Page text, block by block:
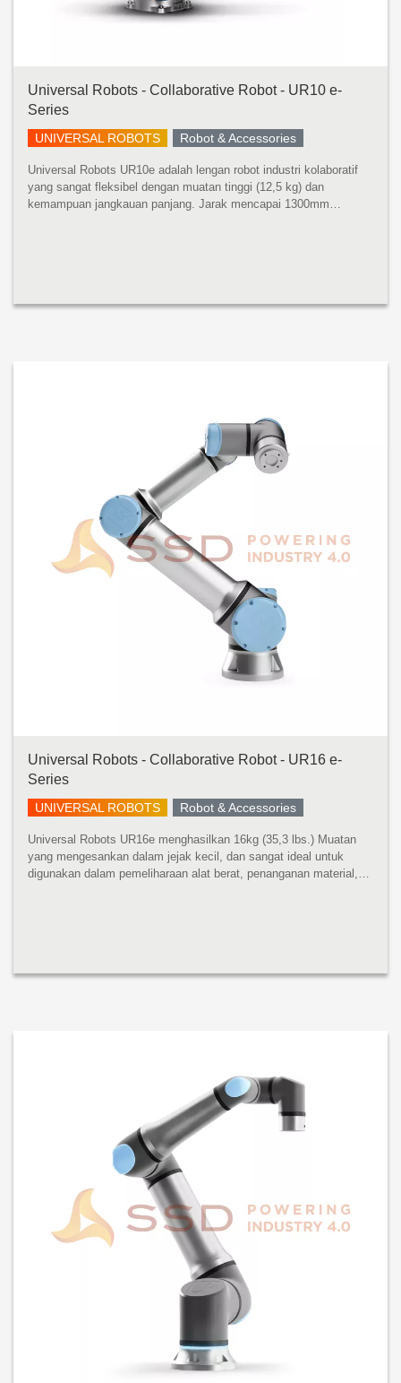
Universal Robots - Collaborative Robot - UR10 e-
Series
UNIVERSAL ROBOTS Robot & Accessories
Universal Robots UR10e adalah lengan robot industri kolaboratif
yang sangat fleksibel dengan muatan tinggi (12,5 kg) dan
kemampuan jangkauan panjang. Jarak mencapai 1300mm
Universal Robots - Collaborative Robot - UR16 e-
Series
UNIVERSAL ROBOTS Robot & Accessories
Universal Robots UR16e menghasilkan 16kg (35,3 lbs.) Muatan
yang mengesankan dalam jejak kecil, dan sangat ideal untuk
digunakan dalam pemeliharaan alat berat, penanganan material,